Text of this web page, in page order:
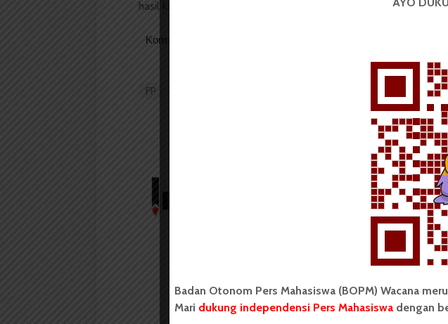
hasil kerjanya dengan mampu menyelesaikan masalah
Komentar Facebook Anda
FP
Badan Otonom Pers Mahasiswa (BOPM)
mahasiswa yang berdiri di luar kampus dan
mahasiswa Universitas Sumatera Utara (USU).
Badan Otonom Pers Mahasiswa (BOPM) Wacana
Mari dukung independensi Pers Mahasiswadengan